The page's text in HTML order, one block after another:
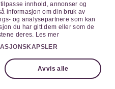
innhold, annonser og
informasjon om din bruk av
og analysepartnere som kan
du har gitt dem eller som de
deres. Les mer
Avvis alle